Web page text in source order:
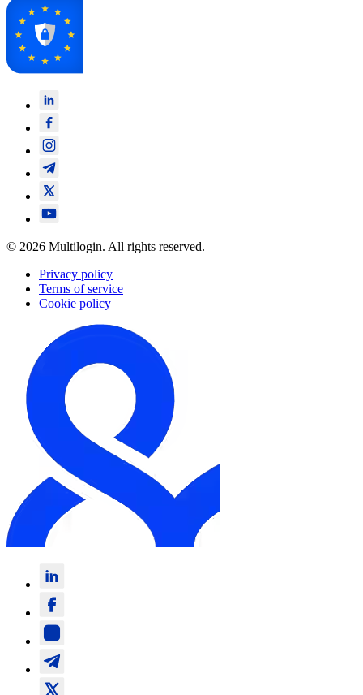
© 2026 Multilogin. All rights reserved.
Privacy policy
Terms of service
Cookie policy